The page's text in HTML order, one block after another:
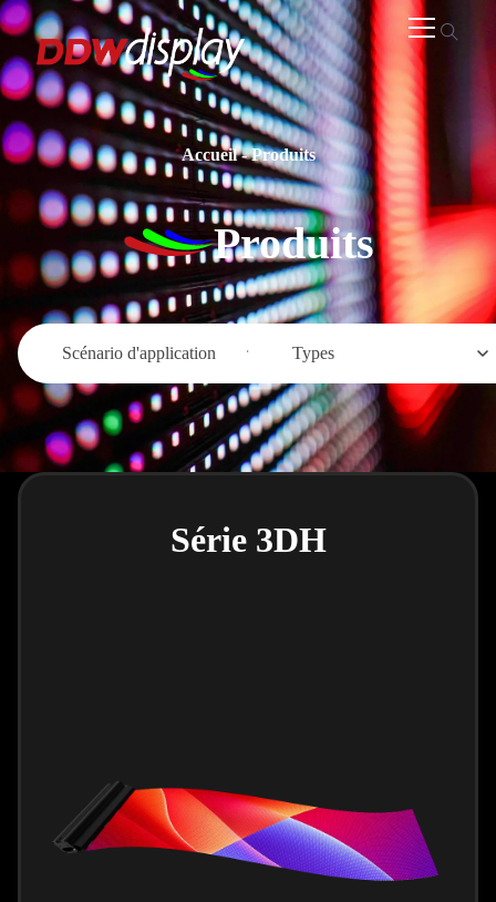
Accueil-Produits
Produits
Scénario d'application Types
Série 3DH